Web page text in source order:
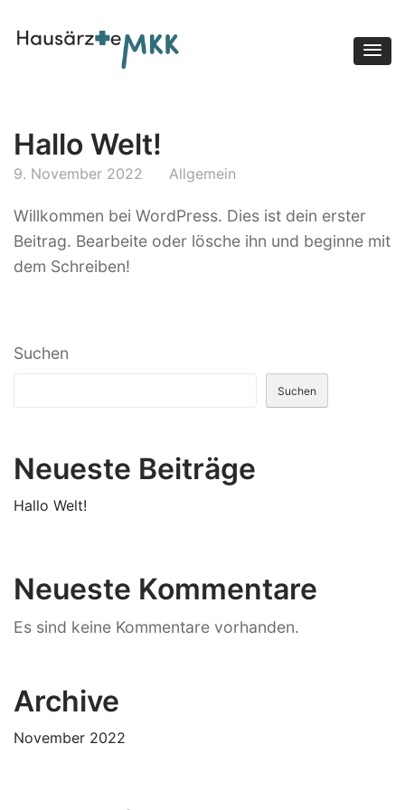
Hallo Welt!
9. November 2022 Allgemein
Willkommen bei WordPress. Dies ist dein erster
Beitrag. Bearbeite oder lösche ihn und beginne mit
dem Schreiben!
Suchen
Suchen
Neueste Beiträge
Hallo Welt!
Neueste Kommentare
Es sind keine Kommentare vorhanden.
Archive
November 2022